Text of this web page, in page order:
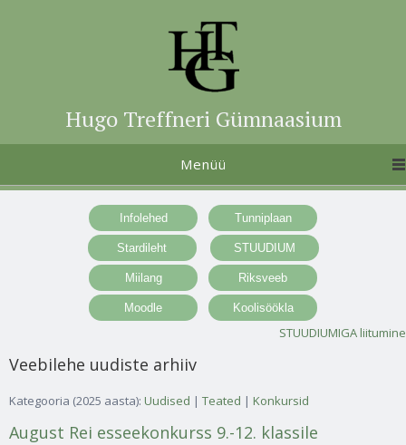
Hugo Treffneri Gümnaasium
Menüü
STUUDIUMIGA liitumine
Veebilehe uudiste arhiiv
Kategooria (2025 aasta): Uudised | Teated | Konkursid
August Rei esseekonkurss 9.-12. klassile